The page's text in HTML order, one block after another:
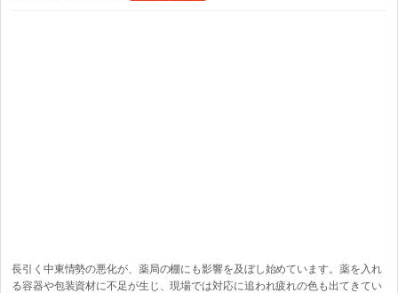
長引く中東情勢の悪化が、薬局の棚にも影響を及ぼし始めています。薬を入れ
る容器や包装資材に不足が生じ、現場では対応に追われ疲れの色も出てきてい